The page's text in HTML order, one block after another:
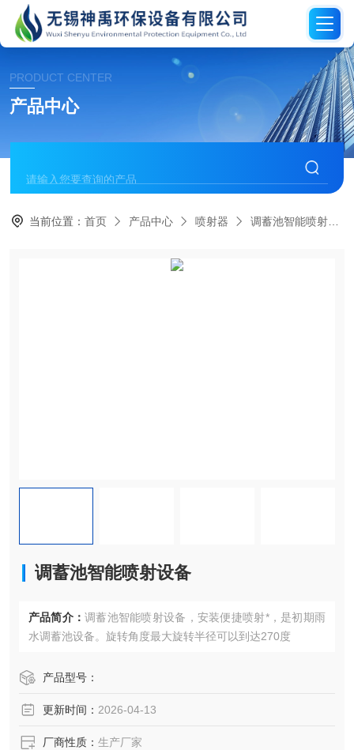
PRODUCT CENTER
产品中心
当前位置：首页 产品中心 喷射器 调蓄池智能喷射
调蓄池智能喷射设备
产品简介： 调蓄池智能喷射设备，安装便捷喷射*，是初期雨
水调蓄池设备。旋转角度最大旋转半径可以到达270度
产品型号：
更新时间： 2026-04-13
厂商性质： 生产厂家